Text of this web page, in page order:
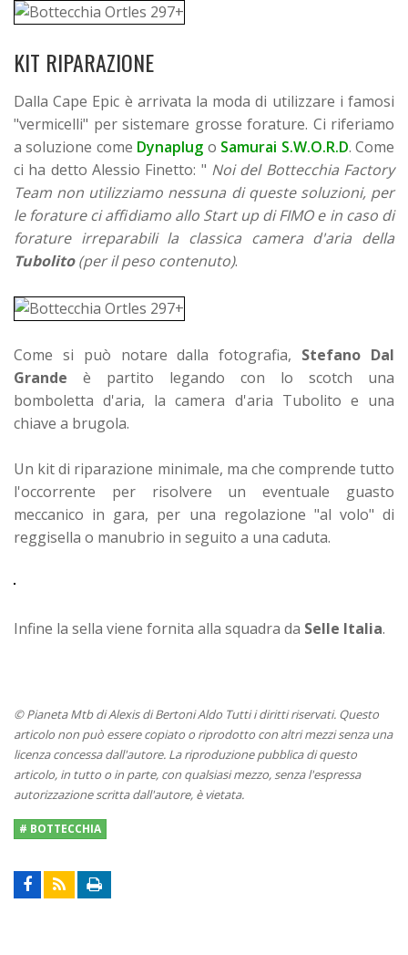
KIT RIPARAZIONE
Dalla Cape Epic è arrivata la moda di utilizzare i famosi
"vermicelli" per sistemare grosse forature. Ci riferiamo
a soluzione come Dynaplug o Samurai S.W.O.R.D. Come
ci ha detto Alessio Finetto: " Noi del Bottecchia Factory
Team non utilizziamo nessuna di queste soluzioni, per
le forature ci affidiamo allo Start up di FIMO e in caso di
forature irreparabili la classica camera d'aria della
Tubolito(per il peso contenuto).
Come si può notare dalla fotografia, Stefano Dal
Grande è partito legando con lo scotch una
bomboletta d'aria, la camera d'aria Tubolito e una
chiave a brugola.
Un kit di riparazione minimale, ma che comprende tutto
l'occorrente per risolvere un eventuale guasto
meccanico in gara, per una regolazione "al volo" di
reggisella o manubrio in seguito a una caduta.
Infine la sella viene fornita alla squadra da Selle Italia.
© Pianeta Mtb di Alexis di Bertoni Aldo Tutti i diritti riservati. Questo
articolo non può essere copiato o riprodotto con altri mezzi senza una
licenza concessa dall'autore. La riproduzione pubblica di questo
articolo, in tutto o in parte, con qualsiasi mezzo, senza l'espressa
autorizzazione scritta dall'autore, è vietata.
# BOTTECCHIA